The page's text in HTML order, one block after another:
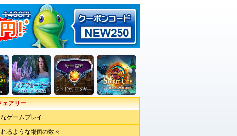
ェアリー
ゲームプレイ
るような場面の数々